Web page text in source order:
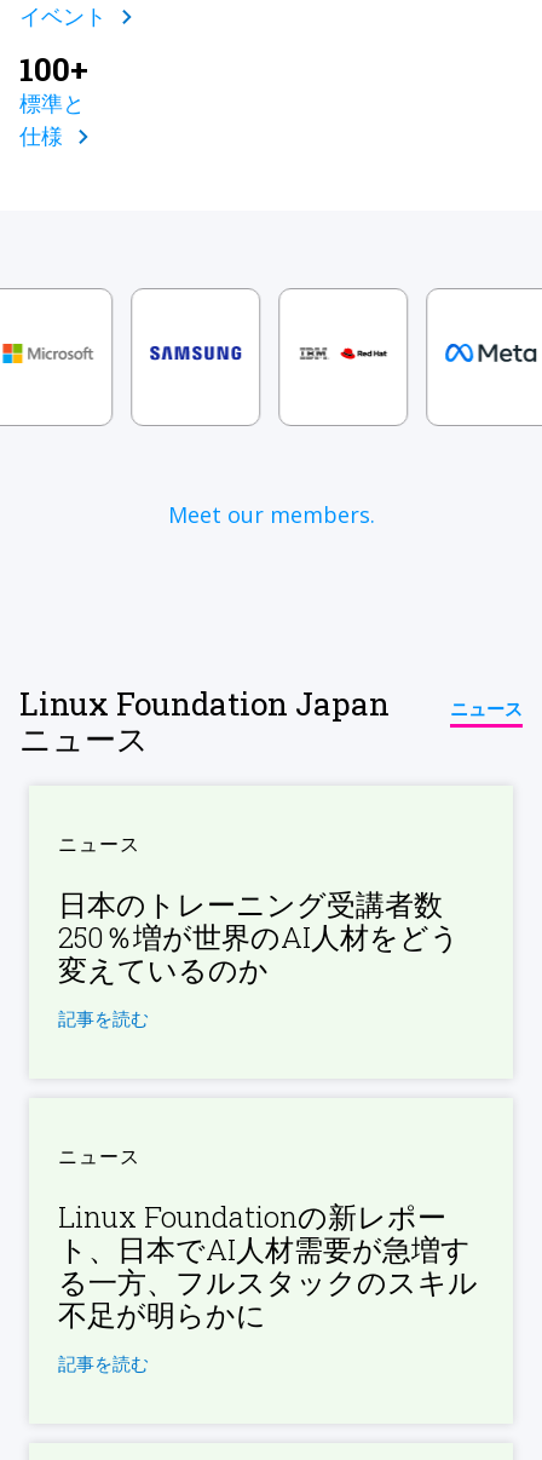
イベント
100+
標準と
仕様
Meet our members.
Linux Foundation Japan
ニュース
ニュース
ニュース
日本のトレーニング受講者数
250％増が世界のAI人材をどう
変えているのか
記事を読む
ニュース
Linux Foundationの新レポー
ト、日本でAI人材需要が急増す
る一方、フルスタックのスキル
不足が明らかに
記事を読む